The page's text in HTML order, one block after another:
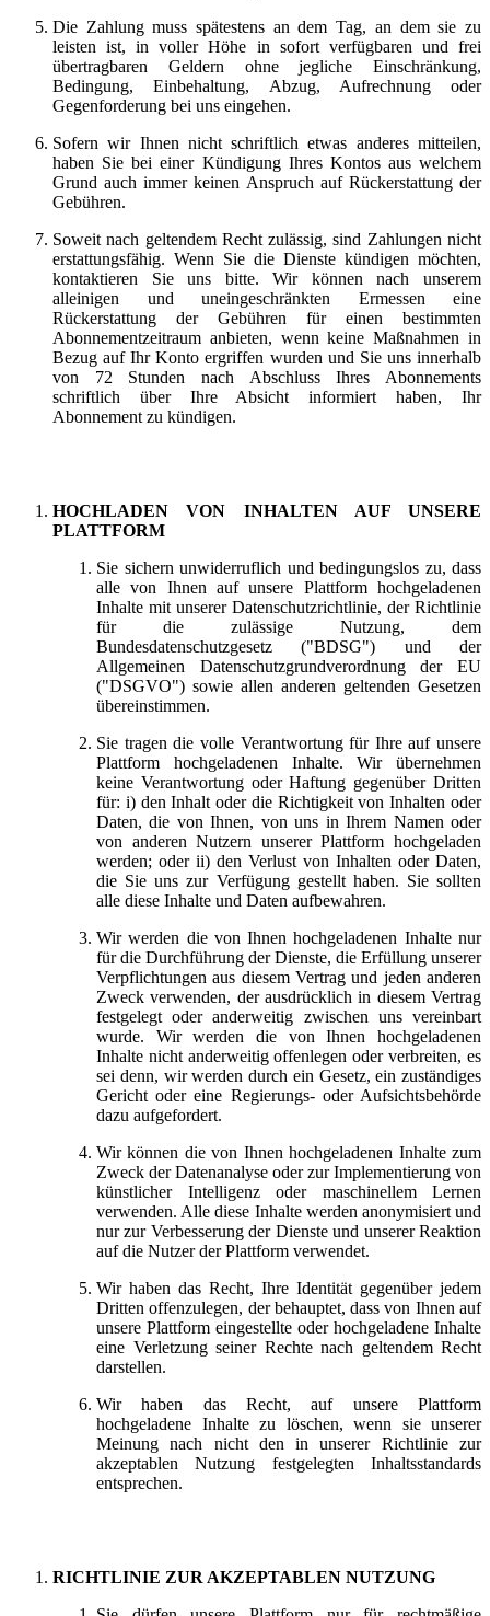
Die Zahlung muss spätestens an dem Tag, an dem sie zu
leisten ist, in voller Höhe in sofort verfügbaren und frei
übertragbaren Geldern ohne jegliche Einschränkung,
Bedingung, Einbehaltung, Abzug, Aufrechnung oder
Gegenforderung bei uns eingehen.
Sofern wir Ihnen nicht schriftlich etwas anderes mitteilen,
haben Sie bei einer Kündigung Ihres Kontos aus welchem
Grund auch immer keinen Anspruch auf Rückerstattung der
Gebühren.
Soweit nach geltendem Recht zulässig, sind Zahlungen nicht
erstattungsfähig. Wenn Sie die Dienste kündigen möchten,
kontaktieren Sie uns bitte. Wir können nach unserem
alleinigen und uneingeschränkten Ermessen eine
Rückerstattung der Gebühren für einen bestimmten
Abonnementzeitraum anbieten, wenn keine Maßnahmen in
Bezug auf Ihr Konto ergriffen wurden und Sie uns innerhalb
von 72 Stunden nach Abschluss Ihres Abonnements
schriftlich über Ihre Absicht informiert haben, Ihr
Abonnement zu kündigen.
HOCHLADEN VON INHALTEN AUF UNSERE
PLATTFORM
Sie sichern unwiderruflich und bedingungslos zu, dass
alle von Ihnen auf unsere Plattform hochgeladenen
Inhalte mit unserer Datenschutzrichtlinie, der Richtlinie
für die zulässige Nutzung, dem
Bundesdatenschutzgesetz ("BDSG") und der
Allgemeinen Datenschutzgrundverordnung der EU
("DSGVO") sowie allen anderen geltenden Gesetzen
übereinstimmen.
Sie tragen die volle Verantwortung für Ihre auf unsere
Plattform hochgeladenen Inhalte. Wir übernehmen
keine Verantwortung oder Haftung gegenüber Dritten
für: i) den Inhalt oder die Richtigkeit von Inhalten oder
Daten, die von Ihnen, von uns in Ihrem Namen oder
von anderen Nutzern unserer Plattform hochgeladen
werden; oder ii) den Verlust von Inhalten oder Daten,
die Sie uns zur Verfügung gestellt haben. Sie sollten
alle diese Inhalte und Daten aufbewahren.
Wir werden die von Ihnen hochgeladenen Inhalte nur
für die Durchführung der Dienste, die Erfüllung unserer
Verpflichtungen aus diesem Vertrag und jeden anderen
Zweck verwenden, der ausdrücklich in diesem Vertrag
festgelegt oder anderweitig zwischen uns vereinbart
wurde. Wir werden die von Ihnen hochgeladenen
Inhalte nicht anderweitig offenlegen oder verbreiten, es
sei denn, wir werden durch ein Gesetz, ein zuständiges
Gericht oder eine Regierungs- oder Aufsichtsbehörde
dazu aufgefordert.
Wir können die von Ihnen hochgeladenen Inhalte zum
Zweck der Datenanalyse oder zur Implementierung von
künstlicher Intelligenz oder maschinellem Lernen
verwenden. Alle diese Inhalte werden anonymisiert und
nur zur Verbesserung der Dienste und unserer Reaktion
auf die Nutzer der Plattform verwendet.
Wir haben das Recht, Ihre Identität gegenüber jedem
Dritten offenzulegen, der behauptet, dass von Ihnen auf
unsere Plattform eingestellte oder hochgeladene Inhalte
eine Verletzung seiner Rechte nach geltendem Recht
darstellen.
Wir haben das Recht, auf unsere Plattform
hochgeladene Inhalte zu löschen, wenn sie unserer
Meinung nach nicht den in unserer Richtlinie zur
akzeptablen Nutzung festgelegten Inhaltsstandards
entsprechen.
RICHTLINIE ZUR AKZEPTABLEN NUTZUNG